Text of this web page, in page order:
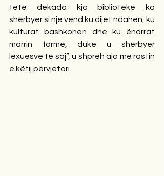
tetë dekada kjo bibliotekë ka
shërbyer si një vend ku dijet ndahen, ku
kulturat bashkohen dhe ku ëndrrat
marrin formë, duke u shërbyer
lexuesve të saj”, u shpreh ajo me rastin
e këtij përvjetori.